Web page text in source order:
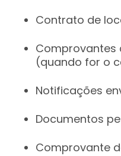
Contrato de
Comprovantes
(quando for o
Notificações
Documentos
Comprovante